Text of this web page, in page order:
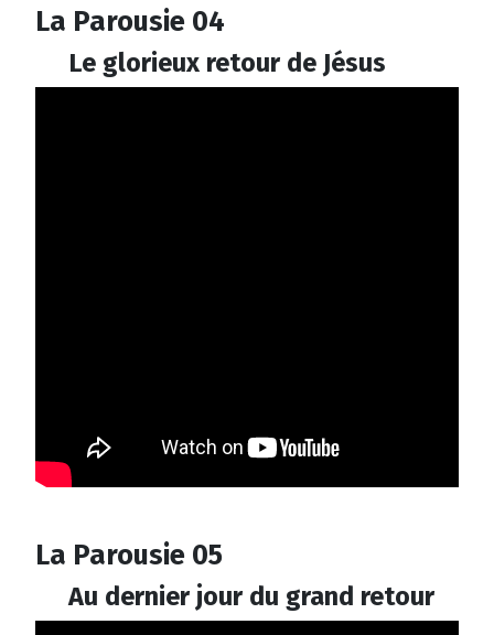
La Parousie 04
Le glorieux retour de Jésus
La Parousie 05
Au dernier jour du grand retour